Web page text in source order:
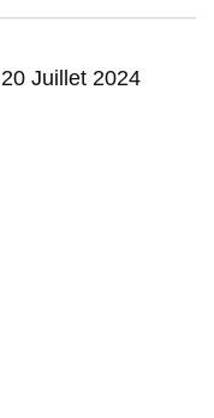
Juillet 2024